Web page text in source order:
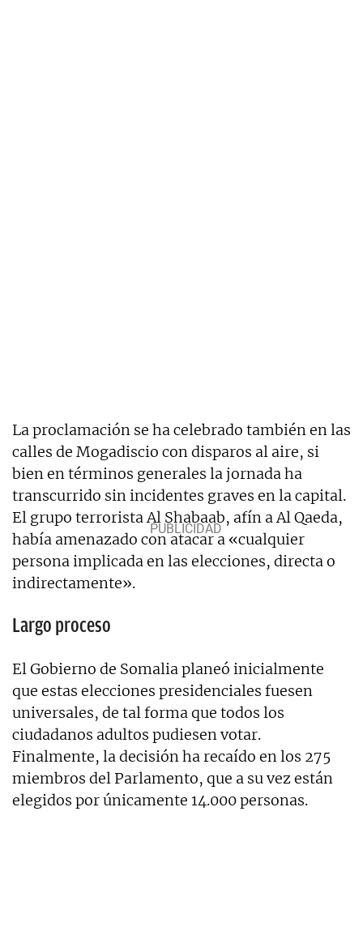
La proclamación se ha celebrado también en las
calles de Mogadiscio con disparos al aire, si
bien en términos generales la jornada ha
transcurrido sin incidentes graves en la capital.
El grupo terrorista Al Shabaab, afín a Al Qaeda,
había amenazado con atacar a «cualquier
persona implicada en las elecciones, directa o
indirectamente».
Largo proceso
El Gobierno de Somalia planeó inicialmente
que estas elecciones presidenciales fuesen
universales, de tal forma que todos los
ciudadanos adultos pudiesen votar.
Finalmente, la decisión ha recaído en los 275
miembros del Parlamento, que a su vez están
elegidos por únicamente 14.000 personas.